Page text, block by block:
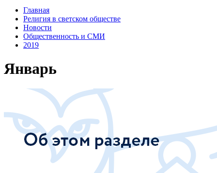
Главная
Религия в светском обществе
Новости
Общественность и СМИ
2019
Январь